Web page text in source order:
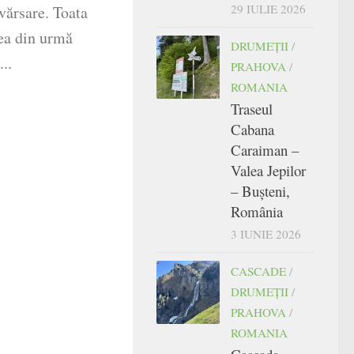
Toata
din urmă
29 IULIE 2026
DRUMEŢII /
PRAHOVA /
ROMANIA
Traseul
Cabana
Caraiman –
Valea Jepilor
– Bușteni,
România
3 IUNIE 2026
CASCADE /
DRUMEŢII /
PRAHOVA /
ROMANIA